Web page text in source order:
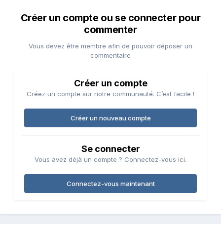
Créer un compte ou se connecter pour
commenter
Vous devez être membre afin de pouvoir déposer un
commentaire
Créer un compte
Créez un compte sur notre communauté. C’est facile !
Créer un nouveau compte
Se connecter
Vous avez déjà un compte ? Connectez-vous ici.
Connectez-vous maintenant